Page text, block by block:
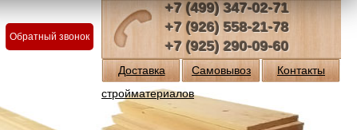
Обратный звонок
+7 (499) 347-02-71
+7 (926) 558-21-78
+7 (925) 290-09-60
Доставка
стройматериалов
Самовывоз Контакты